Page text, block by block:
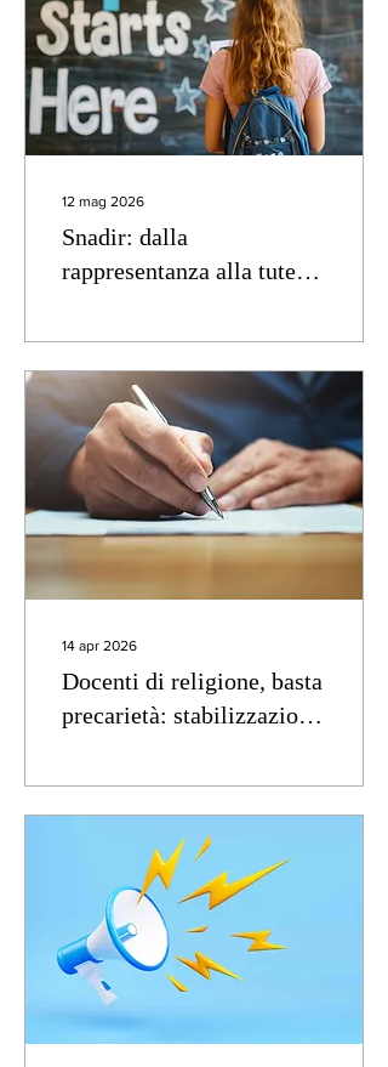
12 mag 2026
Snadir: dalla
rappresentanza alla tutela
una scuola più giusta e
stabile
14 apr 2026
Docenti di religione, basta
precarietà: stabilizzazione
rinviabili